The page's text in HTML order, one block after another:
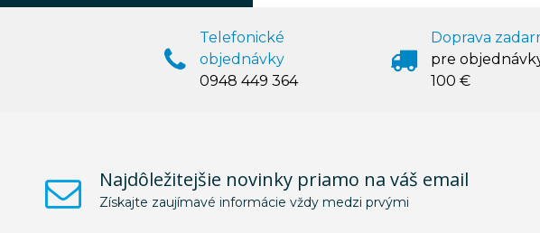
Telefonické
objednávky
0948 449 364
Doprava
pre
100 €
Najdôležitejšie novinky priamo na váš email
Získajte zaujímavé informácie vždy medzi prvými